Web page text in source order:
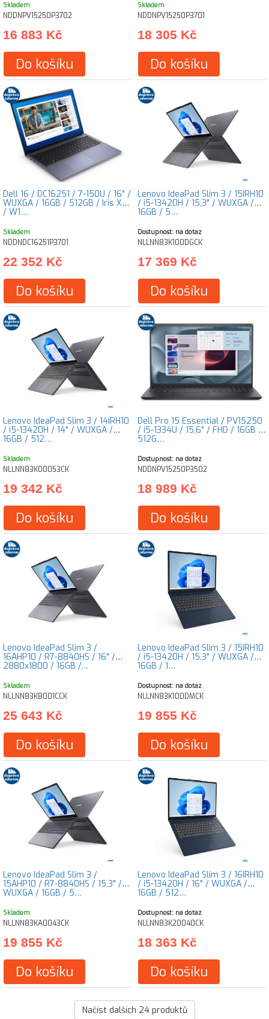
Skladem
NDDNPV15250P3702
16 883 Kč
Do košíku
Skladem
NDDNPV15250P3701
18 305 Kč
Do košíku
Dell 16 / DC16251 / 7-150U / 16" /
WUXGA / 16GB / 512GB / Iris Xe
/ W1…
Skladem
NDDNDC16251P3701
22 352 Kč
Do košíku
Lenovo IdeaPad Slim 3 / 15IRH10
/ i5-13420H / 15,3" / WUXGA /
16GB / 5…
Dostupnost: na dotaz
NLLNN83K100DGCK
17 369 Kč
Do košíku
Lenovo IdeaPad Slim 3 / 14IRH10
/ i5-13420H / 14" / WUXGA /
16GB / 512…
Skladem
NLLNN83K00053CK
19 342 Kč
Do košíku
Dell Pro 15 Essential / PV15250
/ i5-1334U / 15,6" / FHD / 16GB /
512G…
Dostupnost: na dotaz
NDDNPV15250P3502
18 989 Kč
Do košíku
Lenovo IdeaPad Slim 3 /
16AHP10 / R7-8840HS / 16" /
2880x1800 / 16GB /…
Skladem
NLLNN83KB001CCK
25 643 Kč
Do košíku
Lenovo IdeaPad Slim 3 / 15IRH10
/ i5-13420H / 15,3" / WUXGA /
16GB / 1…
Dostupnost: na dotaz
NLLNN83K100DMCK
19 855 Kč
Do košíku
Lenovo IdeaPad Slim 3 /
15AHP10 / R7-8840HS / 15,3" /
WUXGA / 16GB / 5…
Skladem
NLLNN83KA0043CK
19 855 Kč
Do košíku
Lenovo IdeaPad Slim 3 / 16IRH10
/ i5-13420H / 16" / WUXGA /
16GB / 512…
Dostupnost: na dotaz
NLLNN83K20040CK
18 363 Kč
Do košíku
Načíst dalších 24produktů